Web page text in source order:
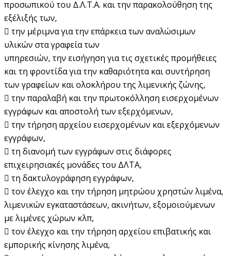
προσωπικού του Δ.Λ.Τ.Α. και την παρακολούθηση της
εξέλιξής των,
 την μέριμνα για την επάρκεια των αναλώσιμων
υλικών στα γραφεία των
υπηρεσιών, την εισήγηση για τις σχετικές προμήθειες
και τη φροντίδα για την καθαριότητα και συντήρηση
των γραφείων και ολοκλήρου της λιμενικής ζώνης,
 την παραλαβή και την πρωτοκόλληση εισερχομένων
εγγράφων και αποστολή των εξερχόμενων,
 την τήρηση αρχείου εισερχομένων και εξερχόμενων
εγγράφων,
 τη διανομή των εγγράφων στις διάφορες
επιχειρησιακές μονάδες του ΔΛΤΑ,
 τη δακτυλογράφηση εγγράφων,
 τον έλεγχο και την τήρηση μητρώου χρηστών λιμένα,
λιμενικών εγκαταστάσεων, ακινήτων, εξομοιούμενων
με λιμένες χώρων κλπ,
 τον έλεγχο και την τήρηση αρχείου επιβατικής και
εμπορικής κίνησης λιμένα,